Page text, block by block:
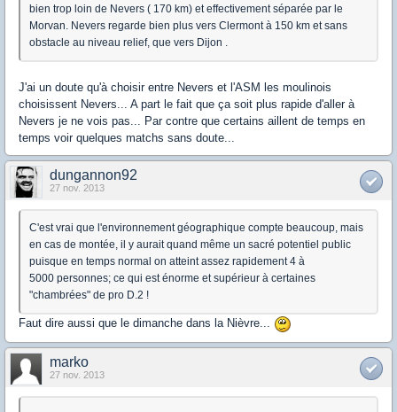
bien trop loin de Nevers ( 170 km) et effectivement séparée par le
Morvan. Nevers regarde bien plus vers Clermont à 150 km et sans
obstacle au niveau relief, que vers Dijon .
J'ai un doute qu'à choisir entre Nevers et l'ASM les moulinois
choisissent Nevers... A part le fait que ça soit plus rapide d'aller à
Nevers je ne vois pas... Par contre que certains aillent de temps en
temps voir quelques matchs sans doute...
dungannon92
27 nov. 2013
C'est vrai que l'environnement géographique compte beaucoup, mais
en cas de montée, il y aurait quand même un sacré potentiel public
puisque en temps normal on atteint assez rapidement 4 à
5000 personnes; ce qui est énorme et supérieur à certaines
"chambrées" de pro D.2 !
Faut dire aussi que le dimanche dans la Nièvre...
marko
27 nov. 2013